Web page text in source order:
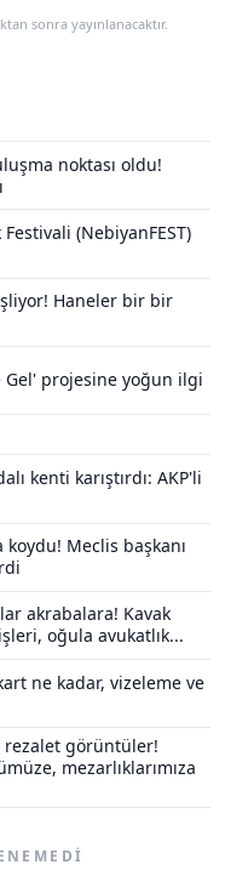
sonra yayınlanacaktır.
noktası oldu!
(NebiyanFEST)
Haneler bir bir
Gel' projesine yoğun ilgi
kenti karıştırdı: AKP'li
koydu! Meclis başkanı
akrabalara! Kavak
oğula avukatlık...
ne kadar, vizeleme ve
rezalet görüntüler!
mezarlıklarımıza